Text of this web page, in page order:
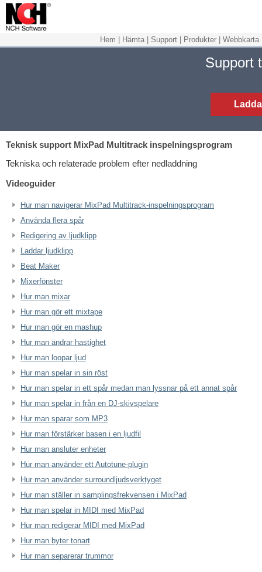
Hem Hämta Support Produkter Webbkarta
Support
Teknisk support MixPad Multitrack inspelningsprogram
Tekniska och relaterade problem efter nedladdning
Videoguider
Hur man navigerar MixPad Multitrack-inspelningsprogram
Använda flera spår
Redigering av ljudklipp
Laddar ljudklipp
Beat Maker
Mixerfönster
Hur man mixar
Hur man gör ett mixtape
Hur man gör en mashup
Hur man ändrar hastighet
Hur man loopar ljud
Hur man spelar in sin röst
Hur man spelar in ett spår medan man lyssnar på ett annat spår
Hur man spelar in från en DJ-skivspelare
Hur man sparar som MP3
Hur man förstärker basen i en ljudfil
Hur man ansluter enheter
Hur man använder ett Autotune-plugin
Hur man använder surroundljudsverktyget
Hur man ställer in samplingsfrekvensen i MixPad
Hur man spelar in MIDI med MixPad
Hur man redigerar MIDI med MixPad
Hur man byter tonart
Hur man separerar trummor